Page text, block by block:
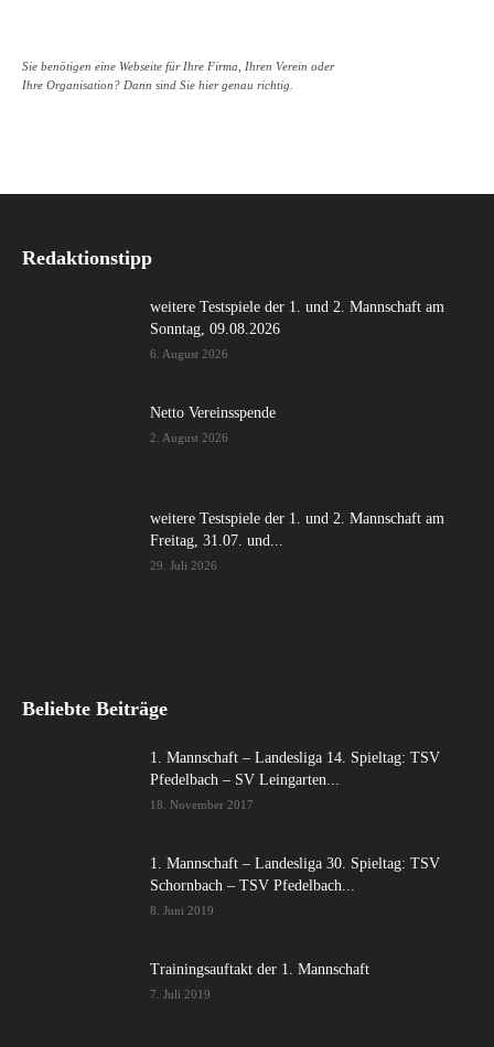
Sie benötigen eine Webseite für Ihre Firma, Ihren Verein oder
Ihre Organisation? Dann sind Sie hier genau richtig.
Redaktionstipp
weitere Testspiele der 1. und 2. Mannschaft am
Sonntag, 09.08.2026
6. August 2026
Netto Vereinsspende
2. August 2026
weitere Testspiele der 1. und 2. Mannschaft am
Freitag, 31.07. und...
29. Juli 2026
Beliebte Beiträge
1. Mannschaft – Landesliga 14. Spieltag: TSV
Pfedelbach – SV Leingarten...
18. November 2017
1. Mannschaft – Landesliga 30. Spieltag: TSV
Schornbach – TSV Pfedelbach...
8. Juni 2019
Trainingsauftakt der 1. Mannschaft
7. Juli 2019